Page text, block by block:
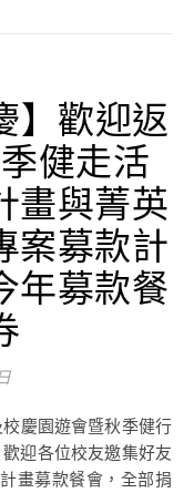
】歡迎返
健走活
畫與菁英
案募款計
年募款餐
迎各位校友邀集好友
畫募款餐會，全部捐